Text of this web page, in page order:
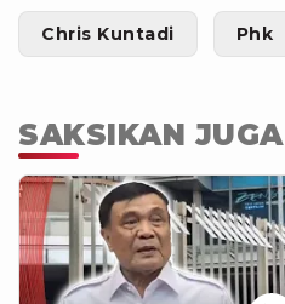
Chris Kuntadi Phk
SAKSIKAN JUGA